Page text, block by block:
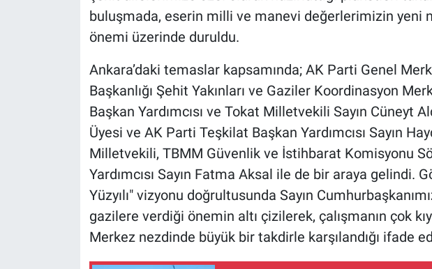
buluşmada, eserin milli ve manevi değerlerimizin yeni
önemi üzerinde duruldu.
​Ankara’daki temaslar kapsamında; AK Parti Genel
Başkanlığı Şehit Yakınları ve Gaziler Koordinasyon
Başkan Yardımcısı ve Tokat Milletvekili Sayın Cüneyt
Üyesi ve AK Parti Teşkilat Başkan Yardımcısı Sayın
Milletvekili, TBMM Güvenlik ve İstihbarat Komisyonu
Yardımcısı Sayın Fatma Aksal ile de bir araya gelindi.
Yüzyılı" vizyonu doğrultusunda Sayın
gazilere verdiği önemin altı çizilerek, çalışmanın çok
Merkez nezdinde büyük bir takdirle karşılandığı ifade